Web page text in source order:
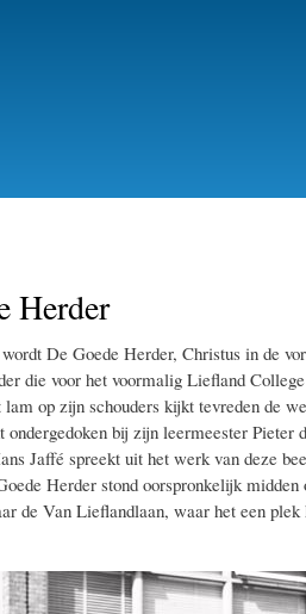
Herder
De Goede Herder, Christus in de
die voor het voormalig Liefland
op zijn schouders kijkt tevreden de
bij zijn leermeester
Jaffé spreekt uit het werk van deze
Herder stond oorspronkelijk
de Van Lieflandlaan, waar het een